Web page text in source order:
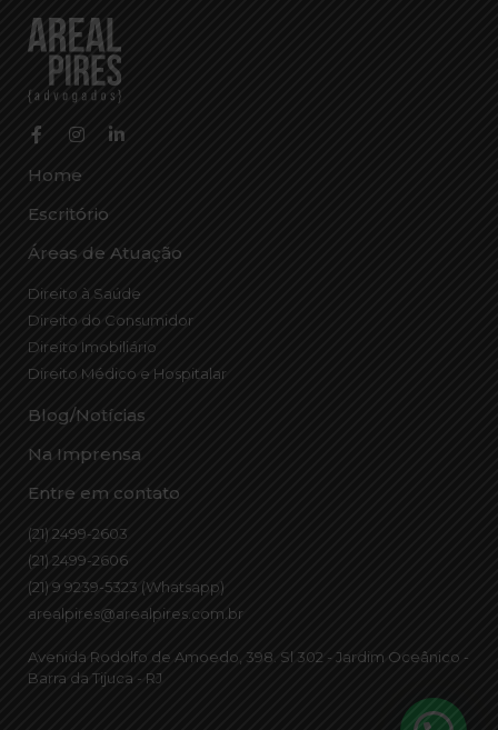
Home
Escritório
Áreas de Atuação
Direito à Saúde
Direito do Consumidor
Direito Imobiliário
Direito Médico e Hospitalar
Blog/Notícias
Na Imprensa
Entre em contato
(21) 2499-2603
(21) 2499-2606
(21) 9 9239-5323 (Whatsapp)
arealpires@arealpires.com.br
Avenida Rodolfo de Amoedo, 398. Sl 302 - Jardim Oceânico -
Barra da Tijuca - RJ